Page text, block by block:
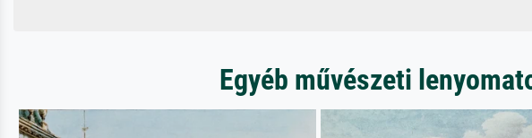
Egyéb művészeti